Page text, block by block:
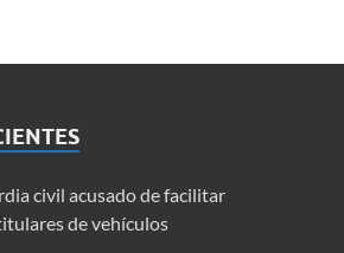
civil acusado de facilitar
de vehículos